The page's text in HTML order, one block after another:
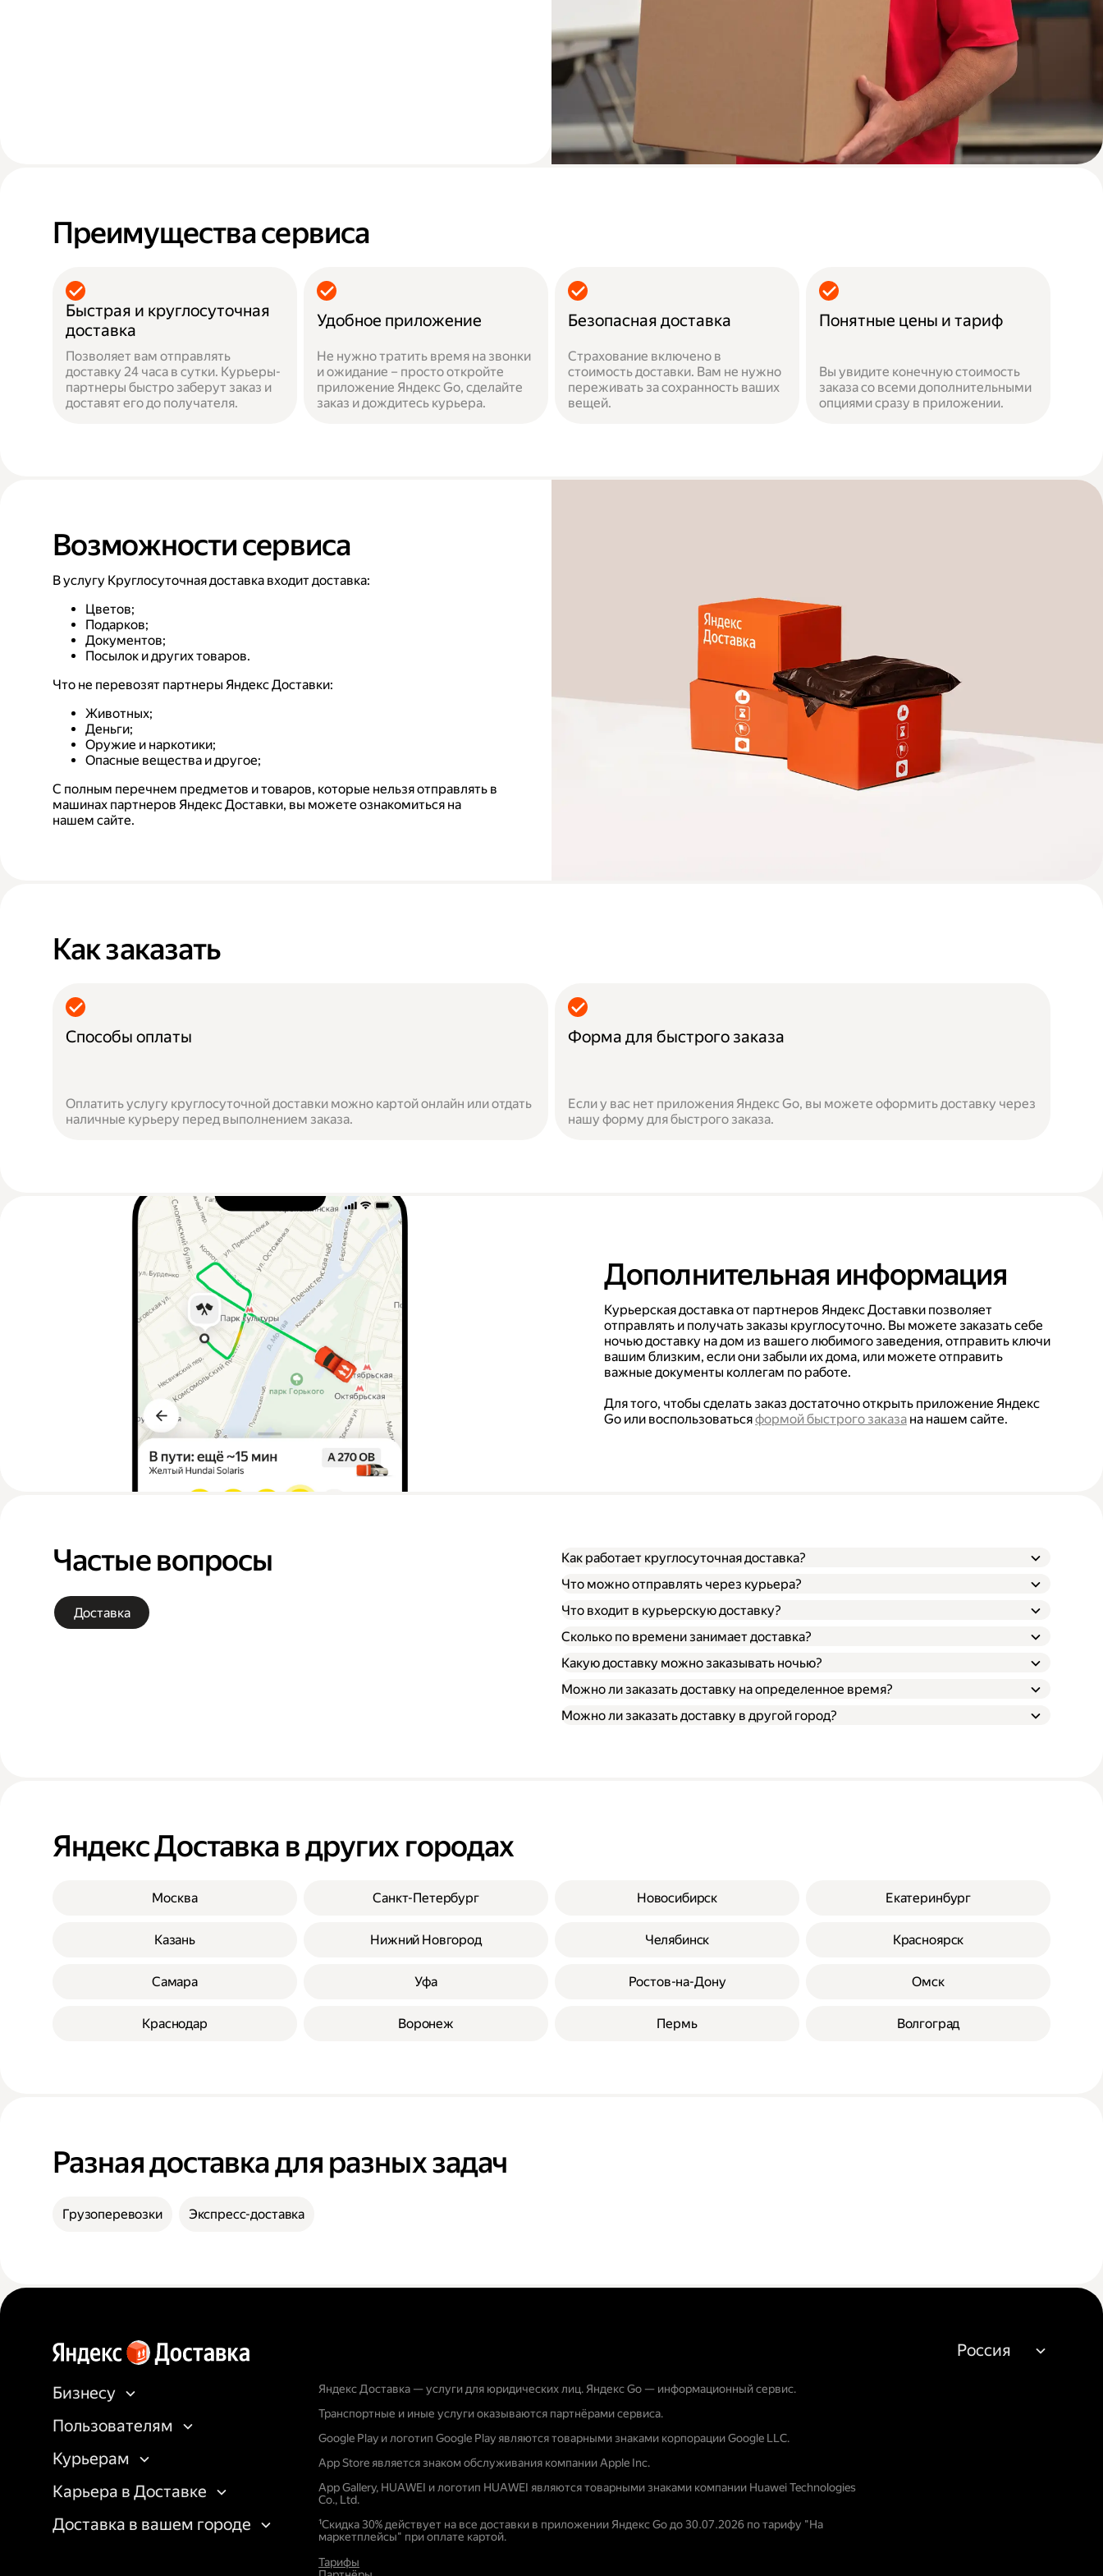
Преимущества сервиса
Быстрая и круглосуточная
доставка
Позволяет вам отправлять
доставку 24 часа в сутки. Курьеры-
партнеры быстро заберут заказ и
доставят его до получателя.
Удобное приложение
Не нужно тратить время на звонки
и ожидание – просто откройте
приложение Яндекс Go, сделайте
заказ и дождитесь курьера.
Безопасная доставка
Страхование включено в
стоимость доставки. Вам не нужно
переживать за сохранность ваших
вещей.
Понятные цены и тариф
Вы увидите конечную стоимость
заказа со всеми дополнительными
опциями сразу в приложении.
Возможности сервиса
В услугу Круглосуточная доставка входит доставка:
Цветов;
Подарков;
Документов;
Посылок и других товаров.
Что не перевозят партнеры Яндекс Доставки:
Животных;
Деньги;
Оружие и наркотики;
Опасные вещества и другое;
С полным перечнем предметов и товаров, которые нельзя отправлять в
машинах партнеров Яндекс Доставки, вы можете ознакомиться на
нашем сайте.
Как заказать
Способы оплаты
Оплатить услугу круглосуточной доставки можно картой онлайн или отдать
наличные курьеру перед выполнением заказа.
Форма для быстрого заказа
Если у вас нет приложения Яндекс Go, вы можете оформить доставку через
нашу форму для быстрого заказа.
Дополнительная информация
Курьерская доставка от партнеров Яндекс Доставки позволяет
отправлять и получать заказы круглосуточно. Вы можете заказать себе
ночью доставку на дом из вашего любимого заведения, отправить ключи
вашим близким, если они забыли их дома, или можете отправить
важные документы коллегам по работе.
Для того, чтобы сделать заказ достаточно открыть приложение Яндекс
Go или воспользоватьсяформой быстрого заказа на нашем сайте.
Частые вопросы
Доставка
Как работает круглосуточная доставка?
Что можно отправлять через курьера?
Что входит в курьерскую доставку?
Сколько по времени занимает доставка?
Какую доставку можно заказывать ночью?
Можно ли заказать доставку на определенное время?
Можно ли заказать доставку в другой город?
Яндекс Доставка в других городах
Москва Санкт-Петербург Новосибирск Екатеринбург
Казань Нижний Новгород Челябинск Красноярск
Самара Уфа Ростов-на-Дону Омск
Краснодар Воронеж Пермь Волгоград
Разная доставка для разных задач
Грузоперевозки Экспресс-доставка
Бизнесу
Пользователям
Курьерам
Карьера в Доставке
Доставка в вашем городе
Яндекс Доставка — услуги для юридических лиц. Яндекс Go — информационный сервис.
Транспортные и иные услуги оказываются партнёрами сервиса.
Google Play и логотип Google Play являются товарными знаками корпорации Google LLC.
App Store является знаком обслуживания компании Apple Inc.
App Gallery, HUAWEI и логотип HUAWEI являются товарными знаками компании Huawei Technologies
Co., Ltd.
¹Скидка 30% действует на все доставки в приложении Яндекс Go до 30.07.2026 по тарифу "На
маркетплейсы" при оплате картой.
Тарифы
Россия